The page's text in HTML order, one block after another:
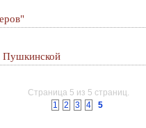
Пушкинской
Страница 5 из 5 страниц.
1
2 3 4 5